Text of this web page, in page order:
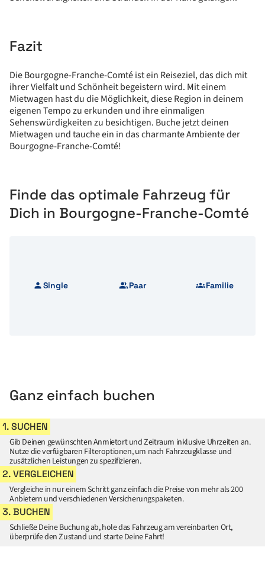
Fazit
Die Bourgogne-Franche-Comté ist ein Reiseziel, das dich mit
ihrer Vielfalt und Schönheit begeistern wird. Mit einem
Mietwagen hast du die Möglichkeit, diese Region in deinem
eigenen Tempo zu erkunden und ihre einmaligen
Sehenswürdigkeiten zu besichtigen. Buche jetzt deinen
Mietwagen und tauche ein in das charmante Ambiente der
Bourgogne-Franche-Comté!
Finde das optimale Fahrzeug für
Dich in Bourgogne-Franche-Comté
Single Paar Familie
Ganz einfach buchen
1. SUCHEN
Gib Deinen gewünschten Anmietort und Zeitraum inklusive Uhrzeiten an.
Nutze die verfügbaren Filteroptionen, um nach Fahrzeugklasse und
zusätzlichen Leistungen zu spezifizieren.
2. VERGLEICHEN
Vergleiche in nur einem Schritt ganz einfach die Preise von mehr als 200
Anbietern und verschiedenen Versicherungspaketen.
3. BUCHEN
Schließe Deine Buchung ab, hole das Fahrzeug am vereinbarten Ort,
überprüfe den Zustand und starte Deine Fahrt!